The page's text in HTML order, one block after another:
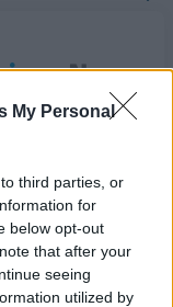
My Personal
third parties, or
for
below opt-out
that after your
seeing
utilized by
με τον «μανδύα»
πώλησης
- 17:11